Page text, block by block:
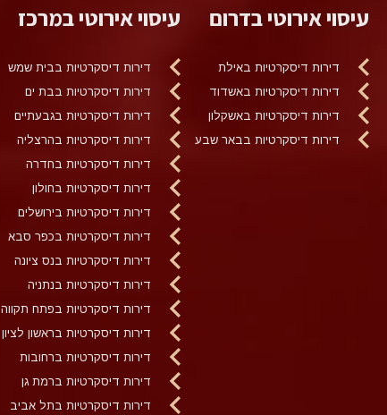
עיסוי אירוטי בדרום
דירות דיסקרטיות באילת
דירות דיסקרטיות באשדוד
דירות דיסקרטיות באשקלון
דירות דיסקרטיות בבאר שבע
עיסוי אירוטי במרכז
דירות דיסקרטיות בבית שמש
דירות דיסקרטיות בבת ים
דירות דיסקרטיות בגבעתיים
דירות דיסקרטיות בהרצליה
דירות דיסקרטיות בחדרה
דירות דיסקרטיות בחולון
דירות דיסקרטיות בירושלים
דירות דיסקרטיות בכפר סבא
דירות דיסקרטיות בנס ציונה
דירות דיסקרטיות בנתניה
דירות דיסקרטיות בפתח תקווה
דירות דיסקרטיות בראשון לציון
דירות דיסקרטיות ברחובות
דירות דיסקרטיות ברמת גן
דירות דיסקרטיות בתל אביב